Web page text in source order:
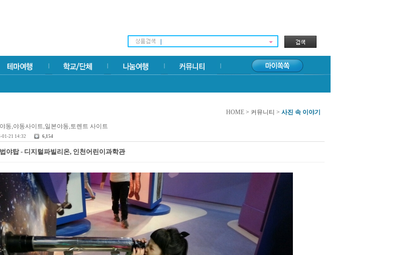
HOME > 커뮤니티 > 사진 속 이야기
01-21 14:32 6,154
야탑 - 디지털파빌리온, 인천어린이과학관